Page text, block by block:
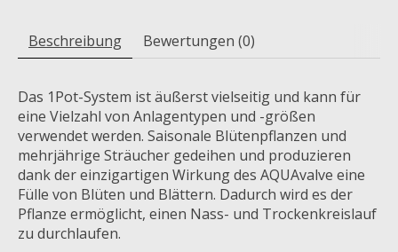
Beschreibung Bewertungen (0)
Das 1Pot-System ist äußerst vielseitig und kann für
eine Vielzahl von Anlagentypen und -größen
verwendet werden. Saisonale Blütenpflanzen und
mehrjährige Sträucher gedeihen und produzieren
dank der einzigartigen Wirkung des AQUAvalve eine
Fülle von Blüten und Blättern. Dadurch wird es der
Pflanze ermöglicht, einen Nass- und Trockenkreislauf
zu durchlaufen.